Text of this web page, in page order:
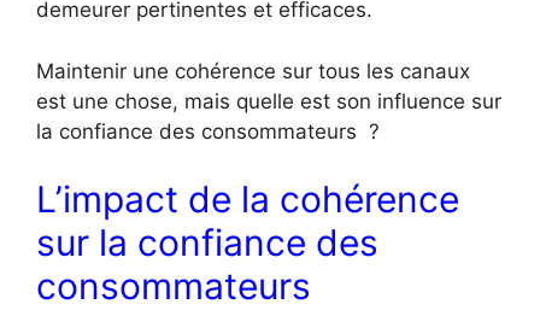
demeurer pertinentes et efficaces.
Maintenir une cohérence sur tous les canaux
est une chose, mais quelle est son influence sur
la confiance des consommateurs ?
L’impact de la cohérence
sur la confiance des
consommateurs